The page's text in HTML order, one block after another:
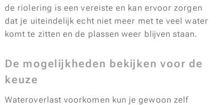
de riolering is een vereiste en kan ervoor zorgen
dat je uiteindelijk echt niet meer met te veel water
komt te zitten en de plassen weer blijven staan.
De mogelijkheden bekijken voor de
keuze
Wateroverlast voorkomen kun je gewoon zelf